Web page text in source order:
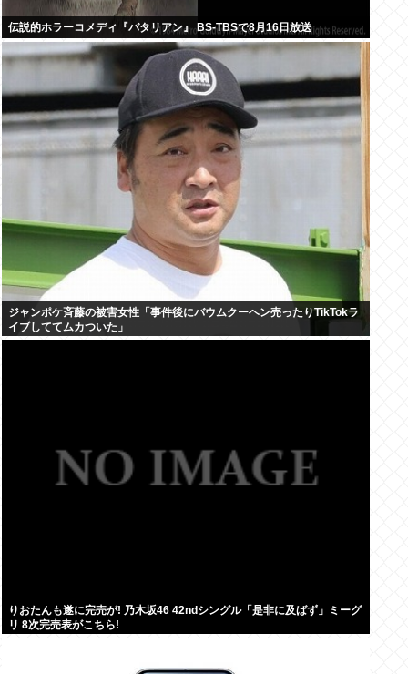
伝説的ホラーコメディ『バタリアン』 BS-TBSで8月16日放送
ジャンポケ斉藤の被害女性「事件後にバウムクーヘン売ったりTikTokラ
イブしててムカついた」
りおたんも遂に完売が! 乃木坂46 42ndシングル「是非に及ばず」ミーグ
リ 8次完売表がこちら!